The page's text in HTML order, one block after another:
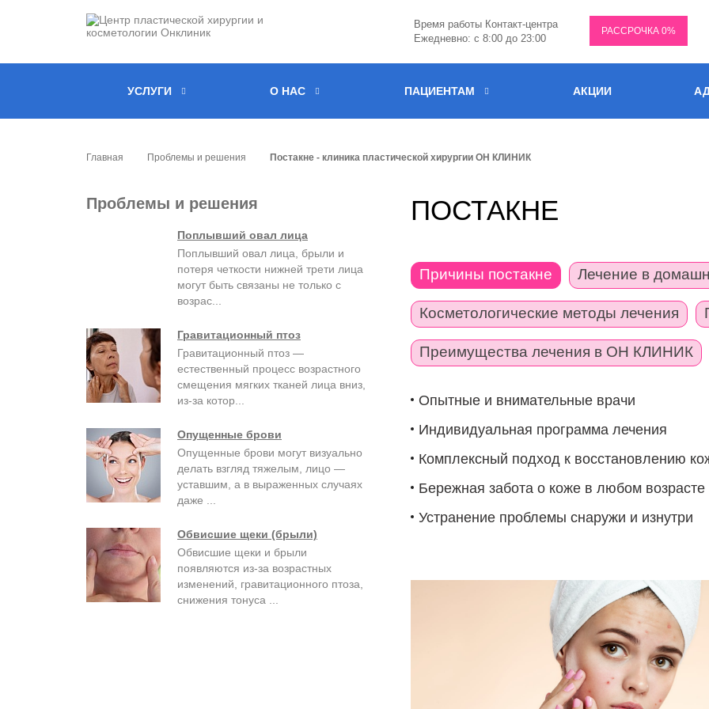
РАССРОЧКА 0%
Время работы Контакт-центра
Ежедневно: с 8:00 до 23:00
УСЛУГИ О НАС ПАЦИЕНТАМ АКЦИИ
Главная Проблемы и решения Постакне - клиника пластической хирургии ОН КЛИНИК
Проблемы и решения
Поплывший овал лица
Поплывший овал лица, брыли и
потеря четкости нижней трети лица
могут быть связаны не только с
возрас...
Гравитационный птоз
Гравитационный птоз —
естественный процесс возрастного
смещения мягких тканей лица вниз,
из-за котор...
Опущенные брови
Опущенные брови могут визуально
делать взгляд тяжелым, лицо —
уставшим, а в выраженных случаях
даже ...
Обвисшие щеки (брыли)
Обвисшие щеки и брыли
появляются из-за возрастных
изменений, гравитационного птоза,
снижения тонуса ...
ПОСТАКНЕ
Причины постакне Лечение в
Косметологические методы лечения
Преимущества лечения в ОН КЛИНИК
Опытные и внимательные врачи
Индивидуальная программа лечения
Комплексный подход к восстановлению
Бережная забота о коже в любом возрасте
Устранение проблемы снаружи и изнутри